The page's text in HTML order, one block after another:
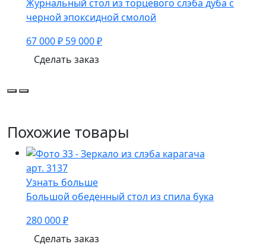
Журнальный стол из торцевого слэба дуба с
черной эпоксидной смолой
67 000 ₽ 59 000 ₽
Сделать заказ
Похожие товары
арт. 3137
Узнать больше
Большой обеденный стол из спила бука
280 000 ₽
Сделать заказ